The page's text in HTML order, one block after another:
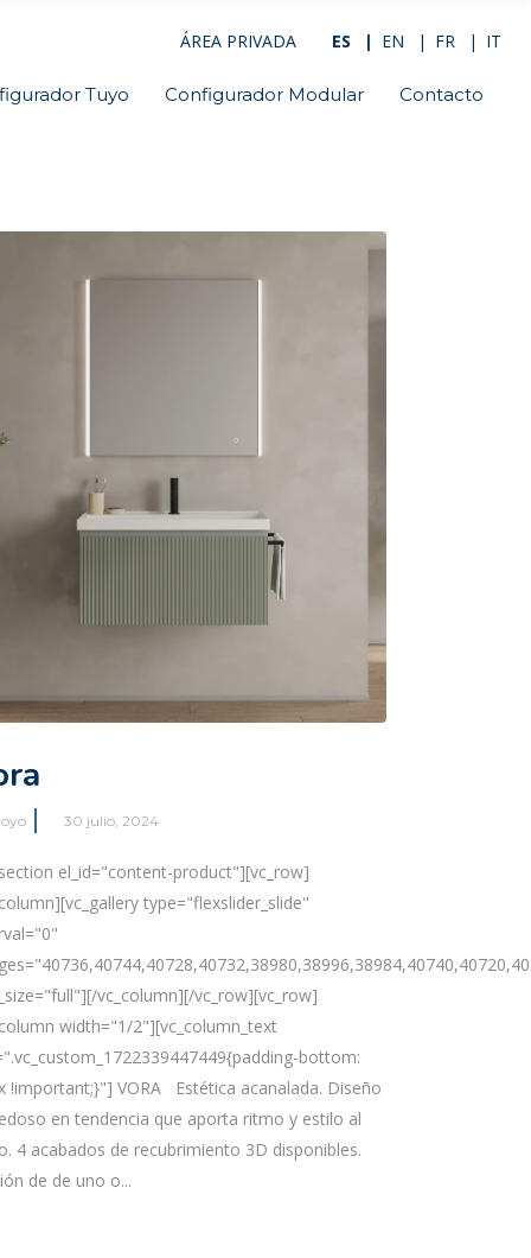
ÁREA PRIVADA ES EN FR IT
Tuyo Configurador Modular Contacto
30 julio, 2024
el_id="content-product"][vc_row]
type="flexslider_slide"
vc_column][/vc_row][vc_row]
width="1/2"][vc_column_text
bottom:
!important;}"] VORA Estética acanalada. Diseño
en tendencia que aporta ritmo y estilo al
4 acabados de recubrimiento 3D disponibles.
de de uno o...